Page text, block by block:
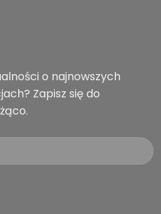
o najnowszych
Zapisz się do